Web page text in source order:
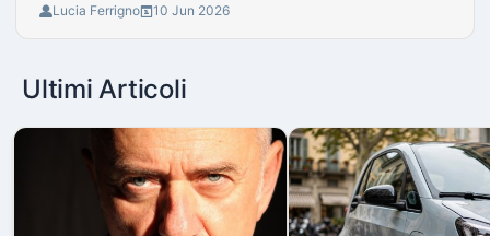
Lucia Ferrigno 10 Jun 2026
Ultimi Articoli